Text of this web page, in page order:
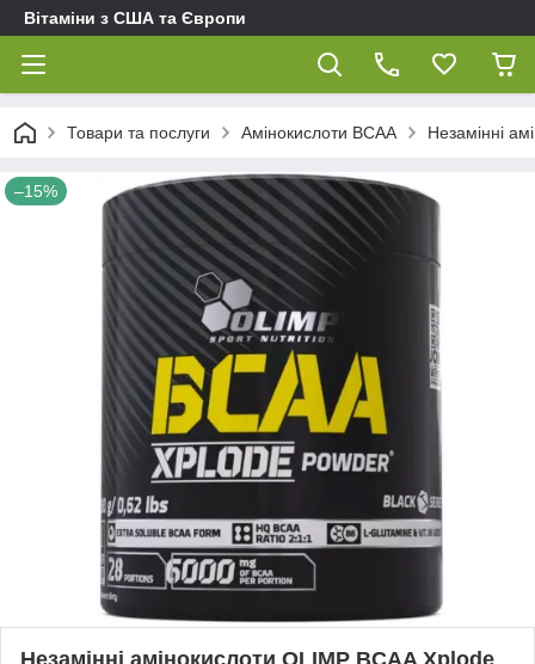
Вітаміни з США та Європи
Товари та послуги Амінокислоти BCAA Незамінні
–15%
Незамінні амінокислоти OLIMP BCAA Xplode